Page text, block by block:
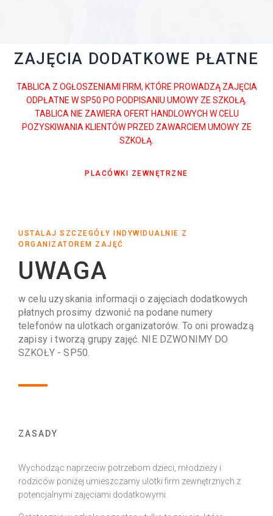
ZAJĘCIA DODATKOWE PŁATNE
TABLICA Z OGŁOSZENIAMI FIRM, KTÓRE PROWADZĄ ZAJĘCIA
ODPŁATNE W SP50 PO PODPISANIU UMOWY ZE SZKOŁĄ.
TABLICA NIE ZAWIERA OFERT HANDLOWYCH W CELU
POZYSKIWANIA KLIENTÓW PRZED ZAWARCIEM UMOWY ZE
SZKOŁĄ.
PLACÓWKI ZEWNĘTRZNE
USTALAJ SZCZEGÓŁY INDYWIDUALNIE Z
ORGANIZATOREM ZAJĘĆ
UWAGA
w celu uzyskania informacji o zajęciach dodatkowych
płatnych prosimy dzwonić na podane numery
telefonów na ulotkach organizatorów. To oni prowadzą
zapisy i tworzą grupy zajęć. NIE DZWONIMY DO
SZKOŁY - SP50.
ZASADY
Wychodząc naprzeciw potrzebom dzieci, młodzieży i
rodziców poniżej umieszczamy ulotki firm zewnętrznych z
potencjalnymi zajęciami dodatkowymi.